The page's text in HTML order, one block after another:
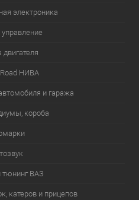
электроника
НИВА
и гаража
короба
тюнинг ВАЗ
катеров и прицепов